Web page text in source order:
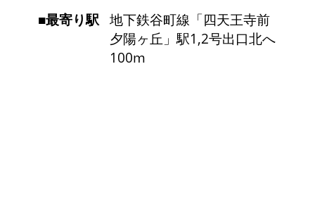
最寄り駅
地下鉄谷町線「四天王寺前
夕陽ヶ丘」駅1,2号出口北へ
100m